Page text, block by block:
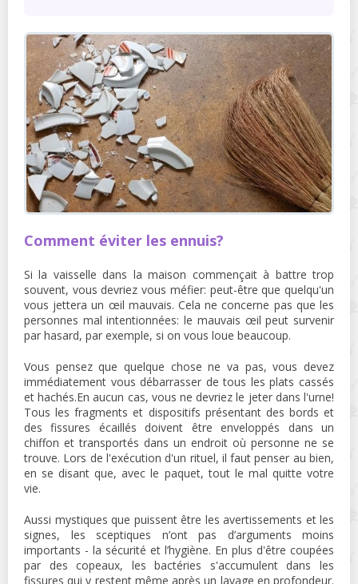
Comment éviter les ennuis?
Si la vaisselle dans la maison commençait à battre trop
souvent, vous devriez vous méfier: peut-être que quelqu'un
vous jettera un œil mauvais. Cela ne concerne pas que les
personnes mal intentionnées: le mauvais œil peut survenir
par hasard, par exemple, si on vous loue beaucoup.
Vous pensez que quelque chose ne va pas, vous devez
immédiatement vous débarrasser de tous les plats cassés
et hachés.En aucun cas, vous ne devriez le jeter dans l'urne!
Tous les fragments et dispositifs présentant des bords et
des fissures écaillés doivent être enveloppés dans un
chiffon et transportés dans un endroit où personne ne se
trouve. Lors de l'exécution d'un rituel, il faut penser au bien,
en se disant que, avec le paquet, tout le mal quitte votre
vie.
Aussi mystiques que puissent être les avertissements et les
signes, les sceptiques n’ont pas d’arguments moins
importants - la sécurité et l’hygiène. En plus d'être coupées
par des copeaux, les bactéries s'accumulent dans les
fissures qui y restent même après un lavage en profondeur.